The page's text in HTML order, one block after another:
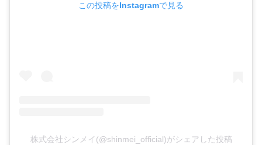
この投稿をInstagramで見る
株式会社シンメイ(@shinmei_official)がシェアした投稿